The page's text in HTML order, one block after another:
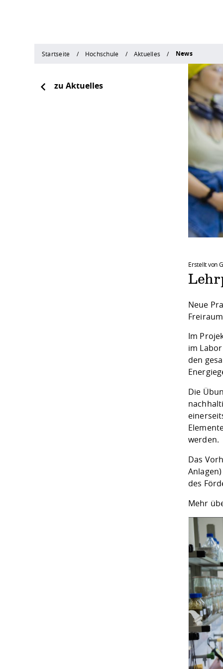
Startseite Hochschule Aktuelles News
zu Aktuelles
Erstellt von
Neue
Im
im
den
Die
werden.
Das
des
Mehr
Wenn